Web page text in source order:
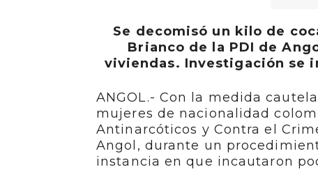
Se decomisó un kilo de
Brianco de la PDI de
viviendas. Investigación se
ANGOL.- Con la medida
mujeres de nacionalidad
Antinarcóticos y Contra el
Angol, durante un
instancia en que incautaron